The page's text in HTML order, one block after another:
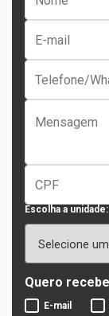
Escolha a unidade:
Quero
E-mail